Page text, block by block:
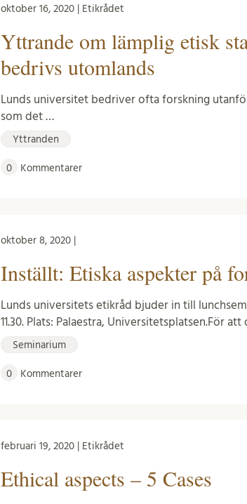
oktober 16, 2020 | Etikrådet
Yttrande om lämplig etisk
bedrivs utomlands
Lunds universitet bedriver ofta forskning
som det …
Yttranden
0 Kommentarer
oktober 8, 2020 |
Inställt: Etiska aspekter på
Lunds universitets etikråd bjuder in till
11.30. Plats: Palaestra, Universitetsplatsen.För
Seminarium
0 Kommentarer
februari 19, 2020 | Etikrådet
Ethical aspects – 5 Cases